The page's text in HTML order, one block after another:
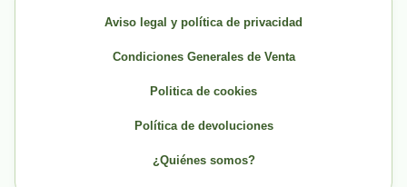
Aviso legal y política de privacidad
Condiciones Generales de Venta
Politica de cookies
Política de devoluciones
¿Quiénes somos?